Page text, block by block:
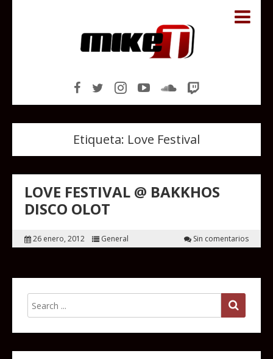
Etiqueta: Love Festival
LOVE FESTIVAL @ BAKKHOS
DISCO OLOT
26 enero, 2012 General Sin comentarios